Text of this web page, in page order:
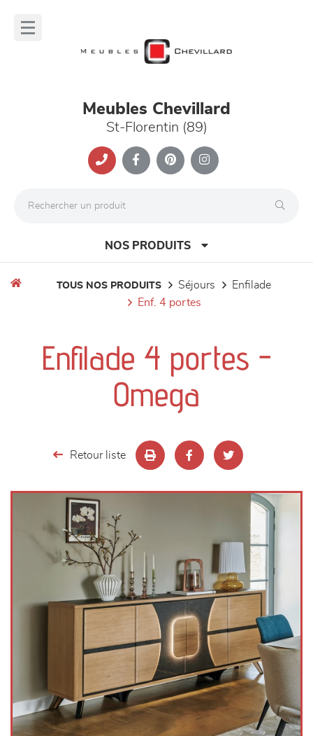
Meubles Chevillard
St-Florentin (89)
NOS PRODUITS
séjours
meubles de complément
décoration
TOUS NOS PRODUITS séjours
enfilade
enf. 4 portes
Enfilade 4 portes -
Omega
Retour liste